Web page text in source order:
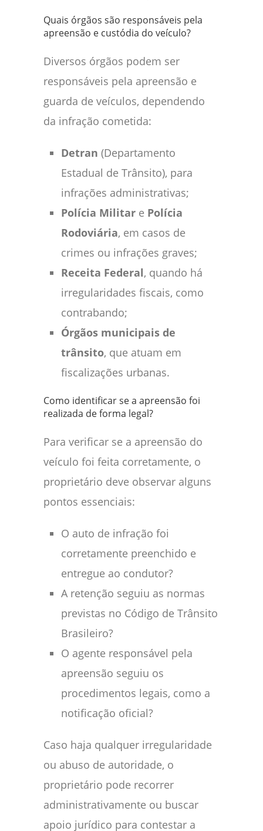
Quais órgãos são responsáveis pela
apreensão e custódia do veículo?
Diversos órgãos podem ser
responsáveis pela apreensão e
guarda de veículos, dependendo
da infração cometida:
Detran (Departamento
Estadual de Trânsito), para
infrações administrativas;
Polícia Militar e Polícia
Rodoviária, em casos de
crimes ou infrações graves;
Receita Federal, quando há
irregularidades fiscais, como
contrabando;
Órgãos municipais de
trânsito, que atuam em
fiscalizações urbanas.
Como identificar se a apreensão foi
realizada de forma legal?
Para verificar se a apreensão do
veículo foi feita corretamente, o
proprietário deve observar alguns
pontos essenciais:
O auto de infração foi
corretamente preenchido e
entregue ao condutor?
A retenção seguiu as normas
previstas no Código de Trânsito
Brasileiro?
O agente responsável pela
apreensão seguiu os
procedimentos legais, como a
notificação oficial?
Caso haja qualquer irregularidade
ou abuso de autoridade, o
proprietário pode recorrer
administrativamente ou buscar
apoio jurídico para contestar a